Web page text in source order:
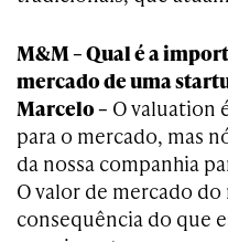
M&M – Qual é a
mercado de uma
Marcelo – O valuation
para o mercado, mas
da nossa companhia
O valor de mercado
consequência do que